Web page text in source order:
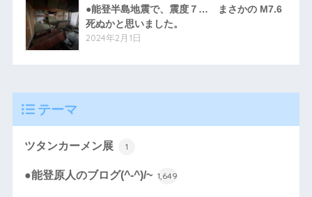
●能登半島地震で、震度７… まさかの M7.6
死ぬかと思いました。
2024年2月1日
テーマ
ツタンカーメン展 1
●能登原人のブログ(^-^)/~ 1,649